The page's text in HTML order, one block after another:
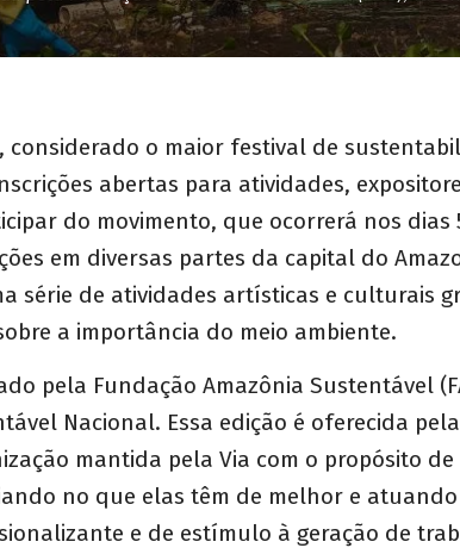
considerado o maior festival de
abertas para atividades,
do movimento, que ocorrerá nos dias
em diversas partes da capital do
série de atividades artísticas e culturais
a importância do meio ambiente.
pela Fundação Amazônia Sustentável
Nacional. Essa edição é oferecida pela
mantida pela Via com o propósito de
no que elas têm de melhor e atuando
e de estímulo à geração de